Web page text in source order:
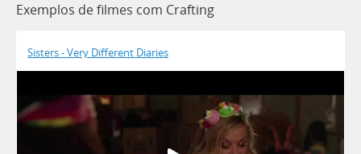
Exemplos de filmes com Crafting
Sisters - Very Different Diaries